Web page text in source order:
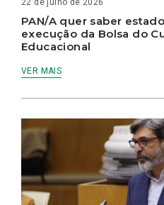
22 de julho de 2026
PAN/A quer saber
execução da Bolsa do
Educacional
VER MAIS